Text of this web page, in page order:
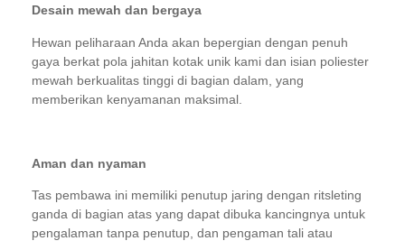
Desain mewah dan bergaya
Hewan peliharaan Anda akan bepergian dengan penuh
gaya berkat pola jahitan kotak unik kami dan isian poliester
mewah berkualitas tinggi di bagian dalam, yang
memberikan kenyamanan maksimal.
Aman dan nyaman
Tas pembawa ini memiliki penutup jaring dengan ritsleting
ganda di bagian atas yang dapat dibuka kancingnya untuk
pengalaman tanpa penutup, dan pengaman tali atau